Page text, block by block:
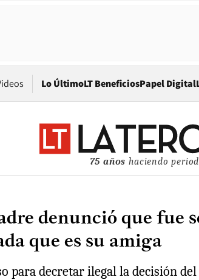
Lo ÚltimoLT BeneficiosPapel Digital
75 años haciendo
denunció que fue
que es su amiga
para decretar ilegal la decisión